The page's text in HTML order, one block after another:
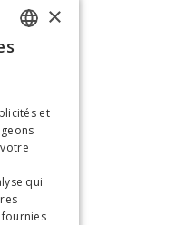
ITALIAN
×
et
qui